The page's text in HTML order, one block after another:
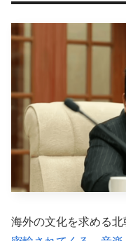
海外の文化を求める北